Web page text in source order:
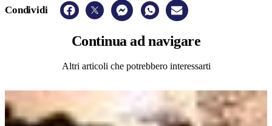
Condividi
Continuaad navigare
Altri articoli che potrebbero interessarti